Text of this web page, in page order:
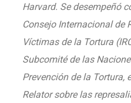
Harvard. Se desempeñó
Consejo Internacional de
Víctimas de la Tortura
Subcomité de las
Prevención de la Tortura,
Relator sobre las